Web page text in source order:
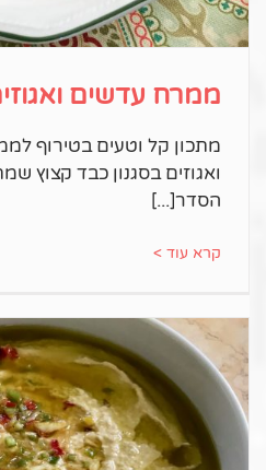
ממרח עדשים
מתכון קל וטעים בטירוף
ואגוזים בסגנון כבד קצוץ
הסדר
קרא עוד >